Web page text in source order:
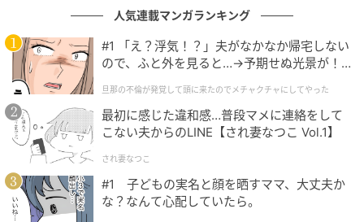
『キングダム』山崎賢人＆志尊淳＆神尾楓珠
が「anan」表紙に登場 フォーマルな装い
人気連載マンガランキング
#1 「え？浮気！？」夫がなかなか帰宅しない
ので、ふと外を見ると…→予期せぬ光景が！
クチャにしてやった
旦那の不倫が発覚して頭に来たのでメチャクチャにしてやった
最初に感じた違和感…普段マメに連絡をして
こない夫からのLINE【され妻なつこ Vol.1】
され妻なつこ
#1 子どもの実名と顔を晒すママ、大丈夫か
な？なんて心配していたら。